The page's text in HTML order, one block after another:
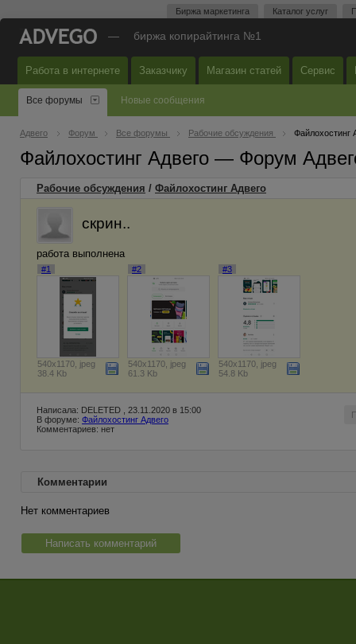
Биржа маркетинга Каталог услуг
— биржа копирайтинга №1
Работа в интернете Заказчику Магазин статей Сервис
Все форумы Новые сообщения
Адвего Форум Все форумы Рабочие обсуждения Файлохостинг
Файлохостинг Адвего — Форум
Рабочие обсуждения / Файлохостинг Адвего
скрин..
работа выполнена
#1
540x1170, jpeg
38.4 Kb
#2
540x1170, jpeg
61.3 Kb
#3
540x1170, jpeg
54.8 Kb
Написала: DELETED , 23.11.2020 в 15:00
В форуме: Файлохостинг Адвего
Комментариев: нет
Комментарии
Нет комментариев
Написать комментарий